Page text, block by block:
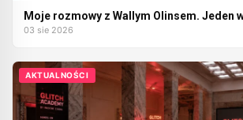
Moje rozmowy z Wallym Olinsem. Jeden
03 sie 2026
AKTUALNOŚCI